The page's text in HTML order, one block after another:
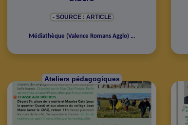
- SOURCE : ARTICLE
Médiathèque (Valence Romans Agglo) ...
Ateliers pédagogiques